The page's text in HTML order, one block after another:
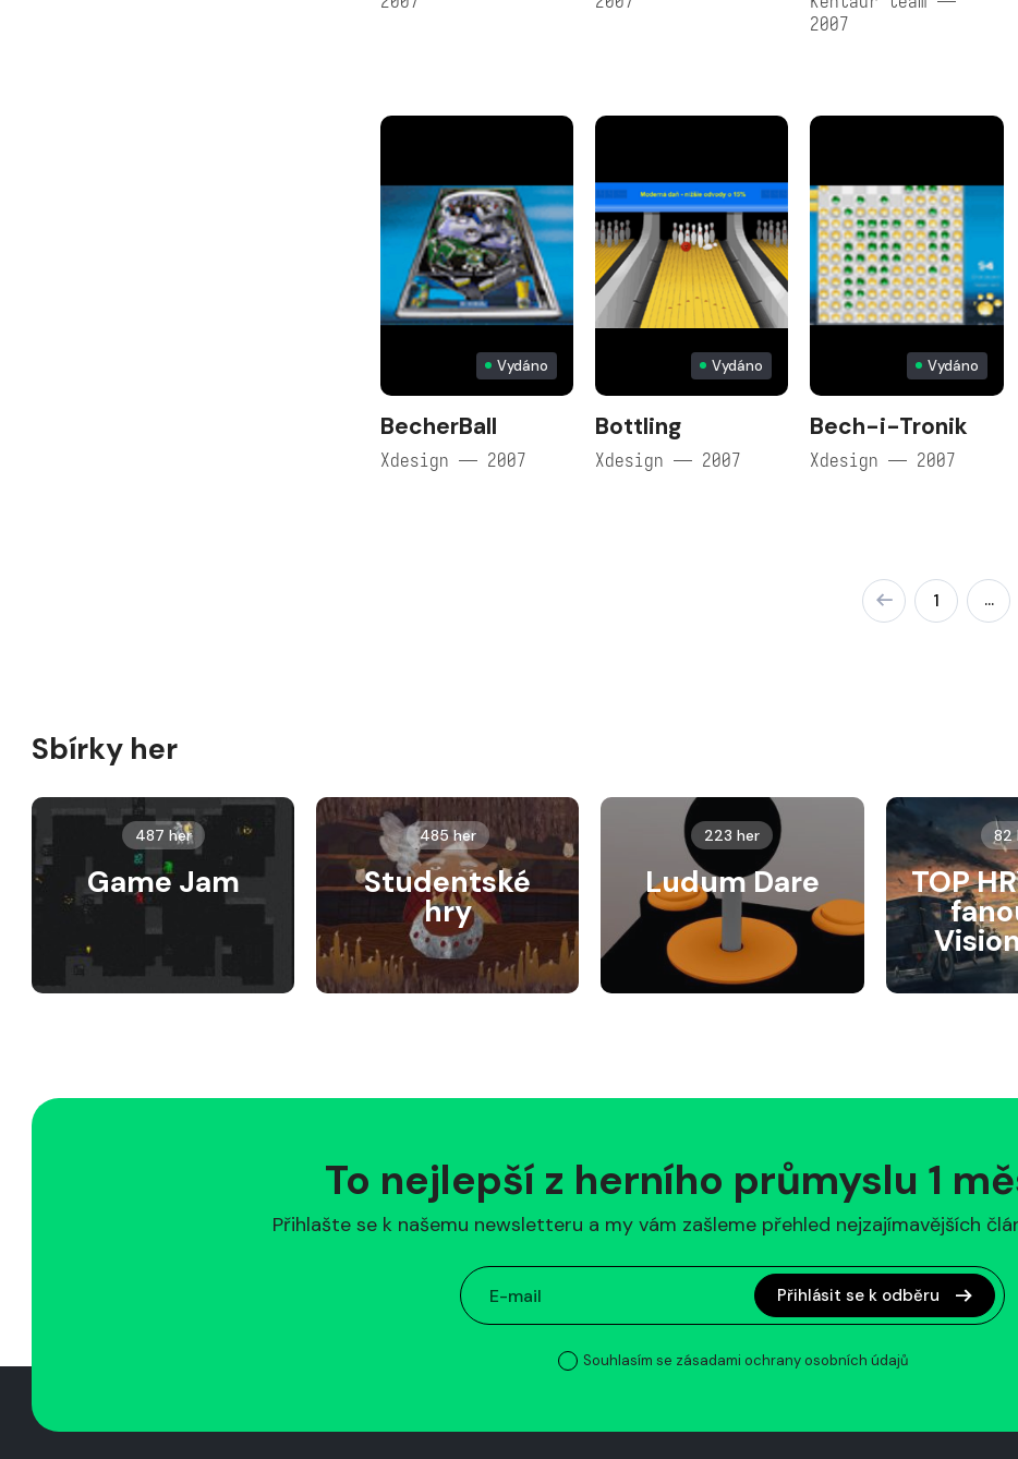
2007
Vydáno
BecherBall
Xdesign — 2007
Vydáno
Bottling
Xdesign — 2007
Vydáno
Bech-i-Tronik
Xdesign — 2007
1 …
Sbírky her
487 her
Game Jam
485 her
Studentské
hry
223 her
Ludum Dare
82
TOP
To nejlepší z herního průmyslu 1
Přihlašte se k našemu newsletteru a my vám zašleme přehled nejzajímavějších
Přihlásit se k odběru
Souhlasím se zásadami ochrany osobních údajů